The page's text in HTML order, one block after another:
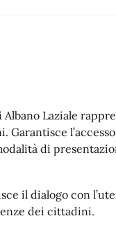
Albano Laziale
di
il dialogo con
dei cittadini.